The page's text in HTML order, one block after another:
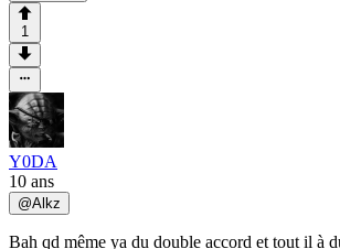
1
Y0DA
10 ans
@Alkz
Bah qd même ya du double accord et tout il à